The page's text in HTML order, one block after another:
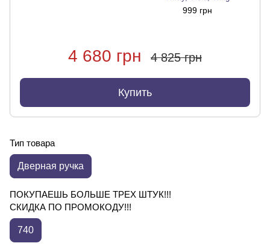
999 грн
4 680 грн 4 825 грн
Купить
Тип товара
Дверная ручка
ПОКУПАЕШЬ БОЛЬШЕ ТРЕХ ШТУК!!!
СКИДКА ПО ПРОМОКОДУ!!!
740